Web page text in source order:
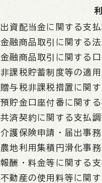
出資配当金に関する支
金融商品取引に関する
金融商品取引に関する
非課税貯蓄制度等の適
贈与税非課税措置に関
預貯金口座付番に関す
共済契約に関する支払
介護保険申請・届出事務
農地利用集積円滑化事務
報酬・料金等に関する
不動産の使用料等に関